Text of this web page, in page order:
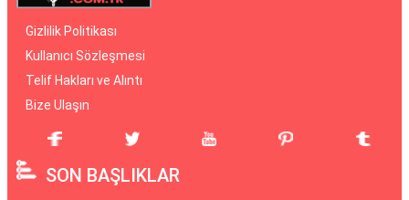
Gizlilik Politikası
Kullanıcı Sözleşmesi
Telif Hakları ve Alıntı
Bize Ulaşın
SON BAŞLIKLAR